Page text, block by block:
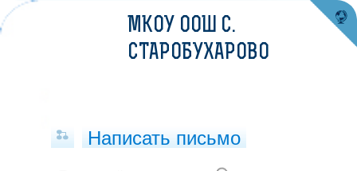
МКОУ ООШ С.
СТАРОБУХАРОВО
Написать письмо